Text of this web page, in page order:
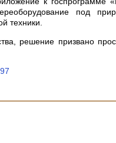
под
техники.
решение призвано